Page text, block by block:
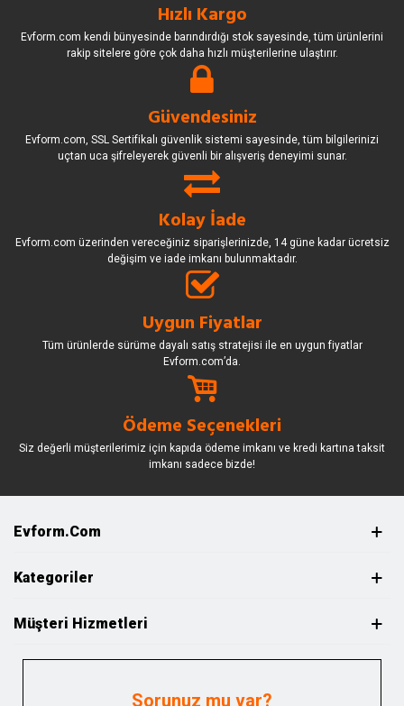
Hızlı Kargo
Evform.com kendi bünyesinde barındırdığı stok sayesinde, tüm ürünlerini
rakip sitelere göre çok daha hızlı müşterilerine ulaştırır.
Güvendesiniz
Evform.com, SSL Sertifikalı güvenlik sistemi sayesinde, tüm bilgilerinizi
uçtan uca şifreleyerek güvenli bir alışveriş deneyimi sunar.
Kolay İade
Evform.com üzerinden vereceğiniz siparişlerinizde, 14 güne kadar ücretsiz
değişim ve iade imkanı bulunmaktadır.
Uygun Fiyatlar
Tüm ürünlerde sürüme dayalı satış stratejisi ile en uygun fiyatlar
Evform.com’da.
Ödeme Seçenekleri
Siz değerli müşterilerimiz için kapıda ödeme imkanı ve kredi kartına taksit
imkanı sadece bizde!
Evform.com
Kategoriler
Müşteri Hizmetleri
Sorunuz mu var?